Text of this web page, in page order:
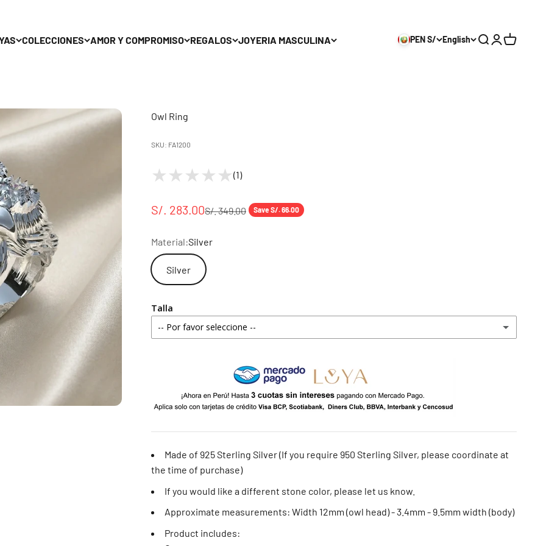
COLECCIONES AMOR Y COMPROMISO REGALOS JOYERIA MASCULINA PEN S/ English Search
Login
Cart
Owl Ring
SKU: FA1200
(1)
S/. 283.00S/. 349.00 Save S/. 66.00
Material:Silver
Silver
Talla
-- Por favor seleccione --
6 estándar
8 estándar
9 estándar - 5 americana
10 estándar
Made of 925 Sterling Silver (If you require 950 Sterling Silver, please coordinate at
the time of purchase)
If you would like a different stone color, please let us know.
Approximate measurements: Width 12mm (owl head) - 3.4mm - 9.5mm width (body)
Product includes: